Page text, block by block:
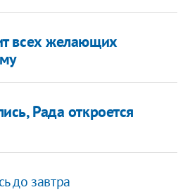
всех желающих
Рада откроется
до завтра